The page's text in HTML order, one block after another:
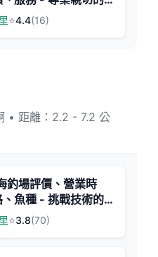
⭐4.4(16)
• 距離：2.2 - 7.2 公
釣場評價、營業時
、魚種 - 挑戰技術的
⭐3.8(70)